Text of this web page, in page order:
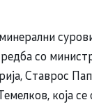
со
Ставрос
која